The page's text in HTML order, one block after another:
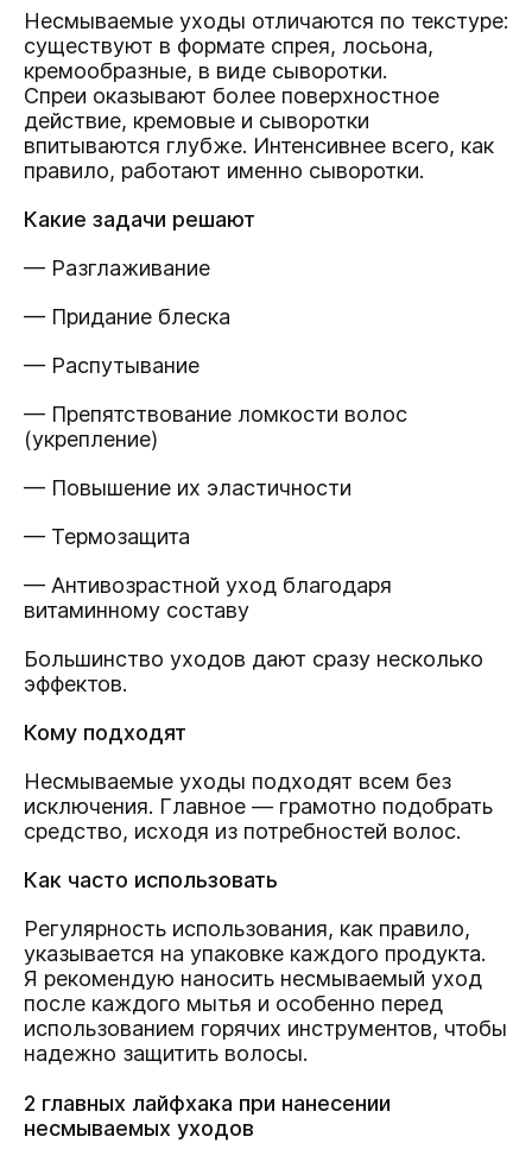
Несмываемые уходы отличаются по текстуре:
существуют в формате спрея, лосьона,
кремообразные, в виде сыворотки.
Спреи оказывают более поверхностное
действие, кремовые и сыворотки
впитываются глубже. Интенсивнее всего, как
правило, работают именно сыворотки.
Какие задачи решают
— Разглаживание
— Придание блеска
— Распутывание
— Препятствование ломкости волос
(укрепление)
— Повышение их эластичности
— Термозащита
— Антивозрастной уход благодаря
витаминному составу
Большинство уходов дают сразу несколько
эффектов.
Кому подходят
Несмываемые уходы подходят всем без
исключения. Главное — грамотно подобрать
средство, исходя из потребностей волос.
Как часто использовать
Регулярность использования, как правило,
указывается на упаковке каждого продукта.
Я рекомендую наносить несмываемый уход
после каждого мытья и особенно перед
использованием горячих инструментов, чтобы
надежно защитить волосы.
2 главных лайфхака при нанесении
несмываемых уходов